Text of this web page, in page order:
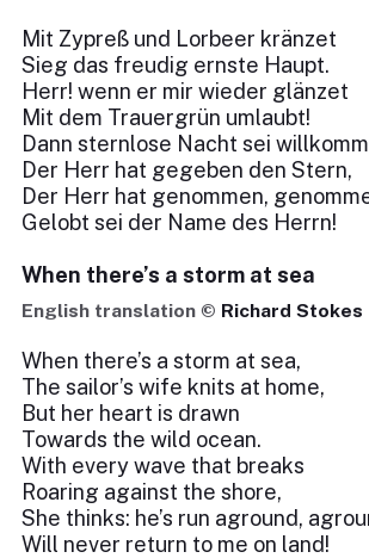
Mit Zypreß und Lorbeer kränzet
Sieg das freudig ernste Haupt.
Herr! wenn er mir wieder glänzet
Mit dem Trauergrün umlaubt!
Dann sternlose Nacht sei
Der Herr hat gegeben den Stern,
Der Herr hat genommen,
Gelobt sei der Name des Herrn!
When there’s a storm at sea
English translation © Richard Stokes
When there’s a storm at sea,
The sailor’s wife knits at home,
But her heart is drawn
Towards the wild ocean.
With every wave that breaks
Roaring against the shore,
She thinks: he’s run aground,
Will never return to me on land!